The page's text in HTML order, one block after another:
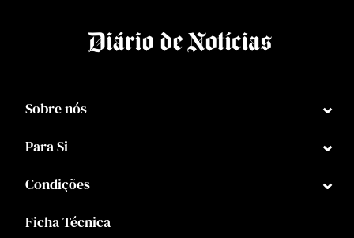
Sobre nós ⌄
Para Si ⌄
Condições ⌄
Ficha Técnica